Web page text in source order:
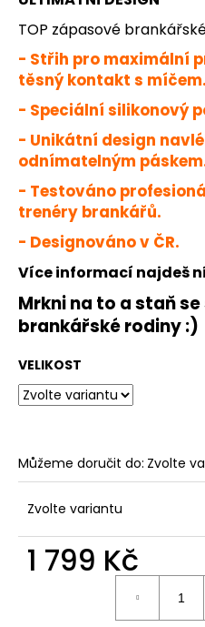
TOP zápasové
- Střih pro maximální
těsný kontakt s
- Speciální silikonový
- Unikátní design
odnímatelným
- Testováno
trenéry brankářů.
- Designováno v ČR.
Více informací najdeš
Mrkni na to a staň
brankářské rodiny :)
VELIKOST
Můžeme doručit do: Zvolte
Zvolte variantu
1 799 Kč
u
j
e
m
e
JFAM
SHOW
BLACK
1
Kč